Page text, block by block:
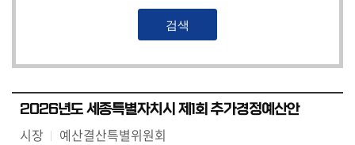
2026년도 세종특별자치시 제1회 추가경정예산안
시장
예산결산특별위원회